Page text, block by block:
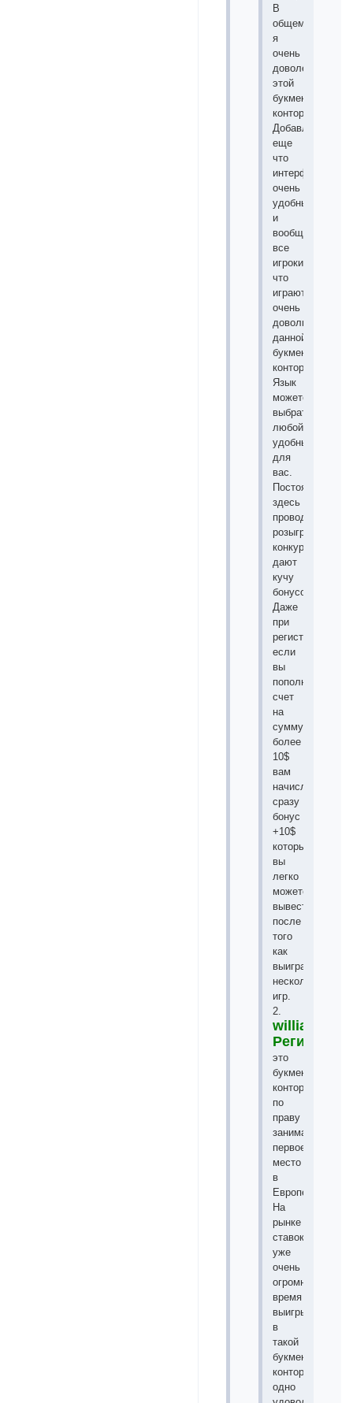
В
общем
я
очень
доволен
этой
букмекерской
конторой.
Добавлю
еще
что
интерфейс
очень
удобный
и
вообще
все
игроки
что
играют
очень
довольны
данной
букмекерской
конторой.
Язык
можете
выбрать
любой
удобный
для
вас.
Постоянно
здесь
проводятся
розыгрыши
конкурсы
дают
кучу
бонусов.
Даже
при
регистрации
если
вы
пополните
счет
на
сумму
более
10$
вам
начисляют
сразу
бонус
+10$
который
вы
легко
можете
вывести
после
того
как
выиграете
несколько
игр.
2.
это
букмекерская
контора
по
праву
занимает
первое
место
в
Европе.
На
рынке
ставок
уже
очень
огромное
время
выигрывать
в
такой
букмекерской
конторе
одно